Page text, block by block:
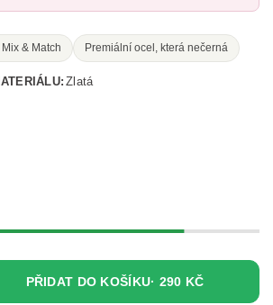
& Match Premiální ocel, která nečerná
Zlatá
PŘIDAT DO KOŠÍKU· 290 KČ